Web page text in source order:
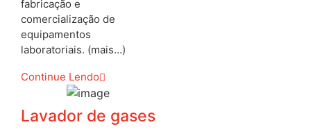
fabricação e
comercialização de
equipamentos
laboratoriais. (mais…)
Continue Lendo
Lavador de gases